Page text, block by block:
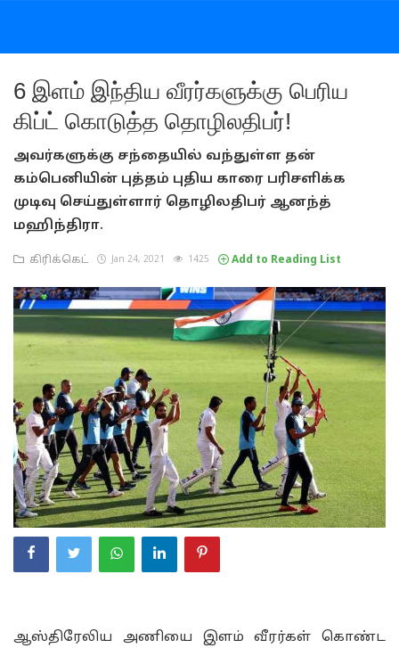
6 இளம் இந்திய வீரர்களுக்கு பெரிய
கிப்ட் கொடுத்த தொழிலதிபர்!
அவர்களுக்கு சந்தையில் வந்துள்ள தன்
கம்பெனியின் புத்தம் புதிய காரை பரிசளிக்க
முடிவு செய்துள்ளார் தொழிலதிபர் ஆனந்த்
மஹிந்திரா.
கிரிக்கெட் Jan 24, 2021 1425 Add to Reading List
ஆஸ்திரேலிய அணியை இளம் வீரர்கள் கொண்ட